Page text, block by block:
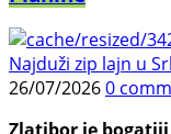
Najduži zip lajn u
26/07/20260